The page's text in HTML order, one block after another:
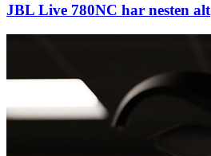
JBL Live 780NC har nesten alt